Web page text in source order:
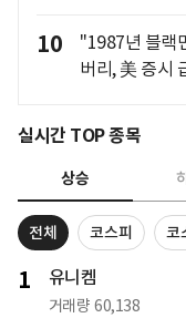
10
"1987년 블랙
버리, 美 증시
실시간 TOP 종목
상승
전체 코스피 코
1 유니켐
거래량 60,138